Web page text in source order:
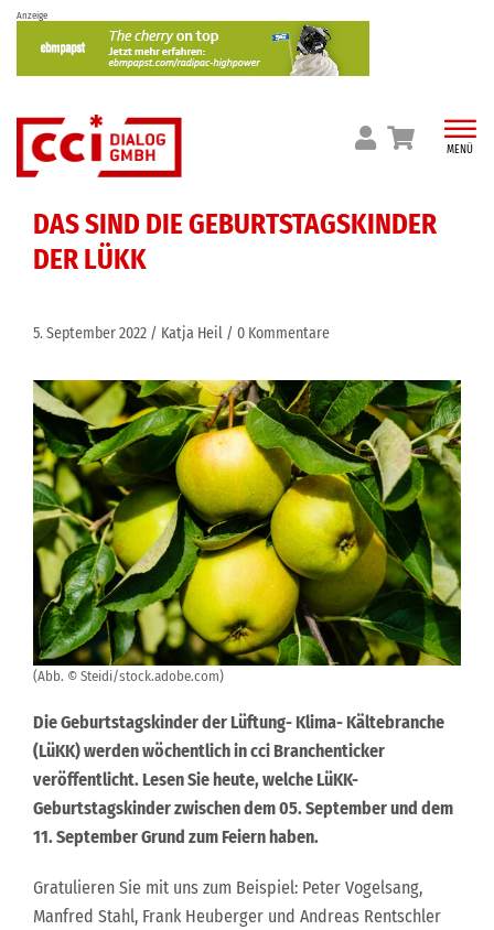
Skip
content
Anzeige
MENÜ
DAS SIND DIE GEBURTSTAGSKINDER
DER LÜKK
5. September 2022 Katja Heil 0 Kommentare
(Abb. © Steidi/stock.adobe.com)
Die Geburtstagskinder der Lüftung- Klima- Kältebranche
(LüKK) werden wöchentlich in cci Branchenticker
veröffentlicht. Lesen Sie heute, welche LüKK-
Geburtstagskinder zwischen dem 05. September und dem
11. September Grund zum Feiern haben.
Gratulieren Sie mit uns zum Beispiel: Peter Vogelsang,
Manfred Stahl, Frank Heuberger und Andreas Rentschler